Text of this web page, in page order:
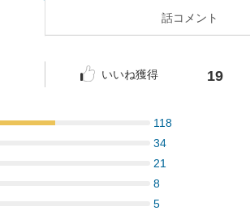
話コメント
いいね獲得 19
118
34
21
8
5